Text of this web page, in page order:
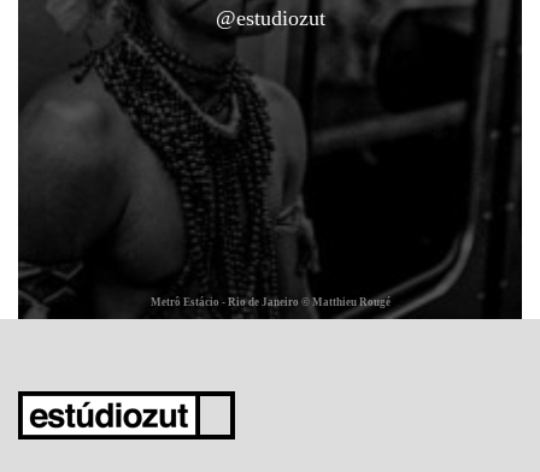
@estudiozut
Metrô Estácio - Rio de Janeiro © Matthieu Rougé